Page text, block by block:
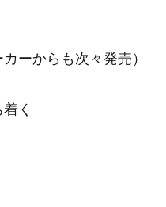
ーからも次々発売）
く